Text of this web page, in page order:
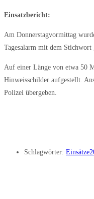
Einsatzbericht:
Am Donnerstagvormittag
Tagesalarm mit dem Stichwort
Auf einer Länge von etwa 50
Hinweisschilder aufgestellt.
Polizei übergeben.
Schlagwörter: